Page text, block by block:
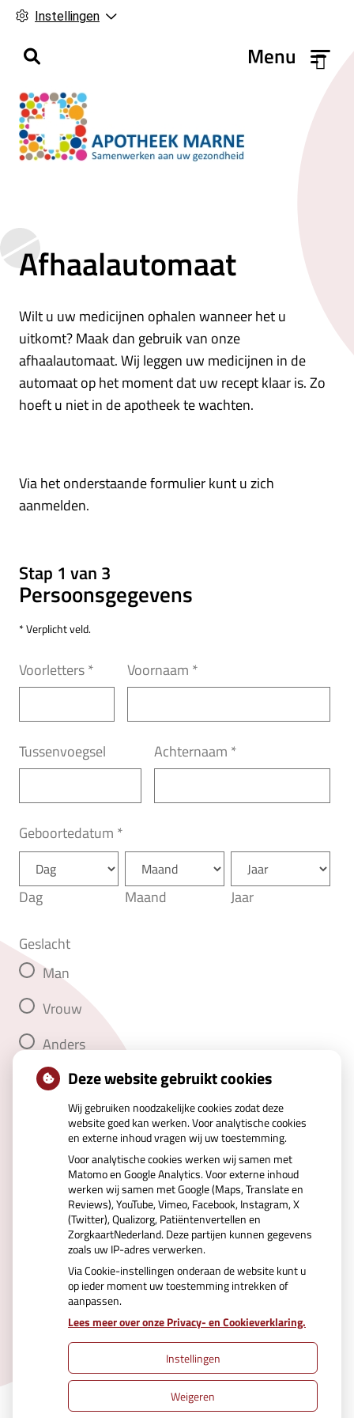
Instellingen
d
m
Menu
Afhaalautomaat
Wilt u uw medicijnen ophalen wanneer het u
uitkomt? Maak dan gebruik van onze
afhaalautomaat. Wij leggen uw medicijnen in de
automaat op het moment dat uw recept klaar is. Zo
hoeft u niet in de apotheek te wachten.
Via het onderstaande formulier kunt u zich
aanmelden.
Stap 1 van 3
Persoonsgegevens
* Verplicht veld.
Voorletters* Voornaam *
Tussenvoegsel Achternaam *
Geboortedatum *
Dag Maand Jaar
Geslacht
Man
Vrouw
Anders
Volgende
Uw Zorg Online|Beheer
|Cookie-instellingen
Deze website gebruikt cookies
Wij gebruiken noodzakelijke cookies zodat deze
website goed kan werken. Voor analytische cookies
en externe inhoud vragen wij uw toestemming.
Voor analytische cookies werken wij samen met
Matomo en Google Analytics. Voor externe inhoud
werken wij samen met Google (Maps, Translate en
Reviews), YouTube, Vimeo, Facebook, Instagram, X
(Twitter), Qualizorg, Patiëntenvertellen en
ZorgkaartNederland. Deze partijen kunnen gegevens
zoals uw IP-adres verwerken.
Via Cookie-instellingen onderaan de website kunt u
op ieder moment uw toestemming intrekken of
aanpassen.
Lees meer over onze Privacy- en Cookieverklaring.
Instellingen
Weigeren